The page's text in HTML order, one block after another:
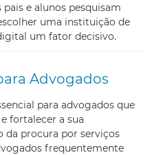
e alunos pesquisam
uma instituição de
um fator decisivo.
Advogados
para advogados que
fortalecer a sua
da procura por serviços
frequentemente